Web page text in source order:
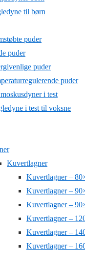
til børn
puder
puder
puder
puder
i test
i test til voksne
Kuvertlagner
Kuvertlagner –
Kuvertlagner –
Kuvertlagner –
Kuvertlagner –
Kuvertlagner –
Kuvertlagner –